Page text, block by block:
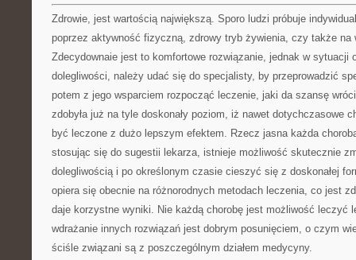
Zdrowie, jest wartością największą. Sporo ludzi próbuje
poprzez aktywność fizyczną, zdrowy tryb żywienia, czy także na
Zdecydownaie jest to komfortowe rozwiązanie, jednak w sytuacji
dolegliwości, należy udać się do specjalisty, by przeprowadzić
potem z jego wsparciem rozpocząć leczenie, jaki da szansę
zdobyła już na tyle doskonały poziom, iż nawet dotychczasowe
być leczone z dużo lepszym efektem. Rzecz jasna każda
stosując się do sugestii lekarza, istnieje możliwość skutecznie
dolegliwością i po określonym czasie cieszyć się z doskonałej
opiera się obecnie na różnorodnych metodach leczenia, co jest
daje korzystne wyniki. Nie każdą chorobę jest możliwość leczyć
wdrażanie innych rozwiązań jest dobrym posunięciem, o czym
ściśle związani są z poszczególnym działem medycyny.